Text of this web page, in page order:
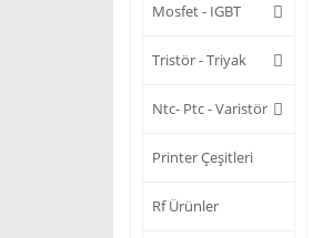
Mosfet - IGBT
Tristör - Triyak
Ntc- Ptc - Varistör
Printer Çeşitleri
Rf Ürünler